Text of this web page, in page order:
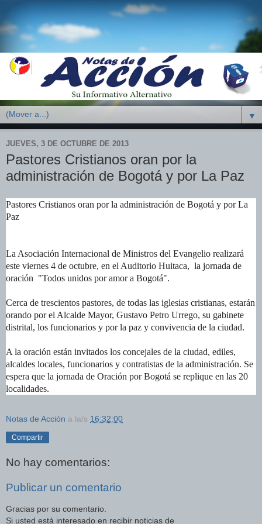
▼
JUEVES, 3 DE OCTUBRE DE 2013
Pastores Cristianos oran por la
administración de Bogotá y por La Paz
Pastores Cristianos oran por la administración de Bogotá y por La
Paz
La Asociación Internacional de Ministros del Evangelio realizará
este viernes 4 de octubre, en el Auditorio Huitaca, la jornada de
oración "Todos unidos por amor a Bogotá".
Cerca de trescientos pastores, de todas las iglesias cristianas, estarán
orando por el Alcalde Mayor, Gustavo Petro Urrego, su gabinete
distrital, los funcionarios y por la paz y convivencia de la ciudad.
A la oración están invitados los concejales de la ciudad, ediles,
alcaldes locales, funcionarios y contratistas de la administración. Se
espera que la jornada de Oración por Bogotá se replique en las 20
localidades.
Notas de Acción a la/s 16:32:00
Compartir
No hay comentarios:
Publicar un comentario
Gracias por su comentario.
Si usted está interesado en recibir noticias de